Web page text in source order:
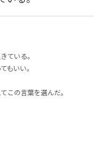
ている。
もいい。
この言葉を選んだ。